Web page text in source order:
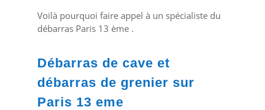
Voilà pourquoi faire appel à un spécialiste du
débarras Paris 13 ème .
Débarras de cave et
débarras de grenier sur
Paris 13 eme